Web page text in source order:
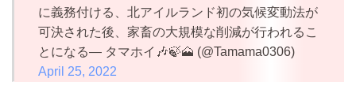
に義務付ける、北アイルランド初の気候変動法が
可決された後、家畜の大規模な削減が行われるこ
とになる— タマホイ🎶🍃🗻 (@Tamama0306)
April 25, 2022